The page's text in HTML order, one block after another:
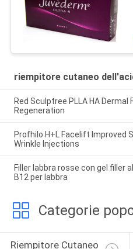
riempitore cutaneo
Red Sculptree PLLA HA Dermal
Regeneration
Profhilo H+L Facelift Improved
Wrinkle Injections
Filler labbra rosse con gel filler
B12 per labbra
Categorie
Riempitore Cutaneo